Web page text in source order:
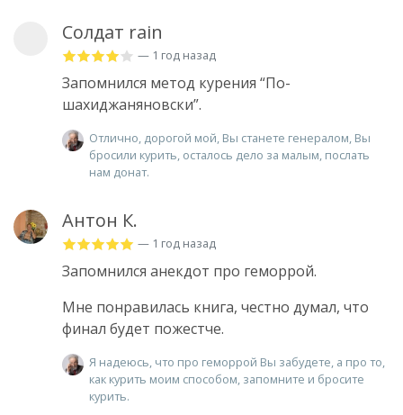
Солдат rain
— 1 год назад
Запомнился метод курения “По-
шахиджаняновски”.
Отлично, дорогой мой, Вы станете генералом, Вы
бросили курить, осталось дело за малым, послать
нам донат.
Антон К.
— 1 год назад
Запомнился анекдот про геморрой.
Мне понравилась книга, честно думал, что
финал будет пожестче.
Я надеюсь, что про геморрой Вы забудете, а про то,
как курить моим способом, запомните и бросите
курить.